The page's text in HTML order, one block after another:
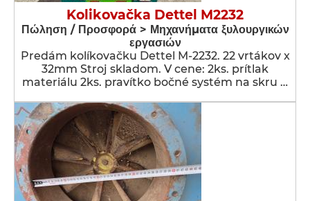
Kolikovačka Dettel M2232
Πώληση / Προσφορά > Μηχανήματα ξυλουργικών
εργασιών
Predám kolíkovačku Dettel M-2232. 22 vrtákov x
32mm Stroj skladom. V cene: 2ks. prítlak
materiálu 2ks. pravítko bočné systém na skru …